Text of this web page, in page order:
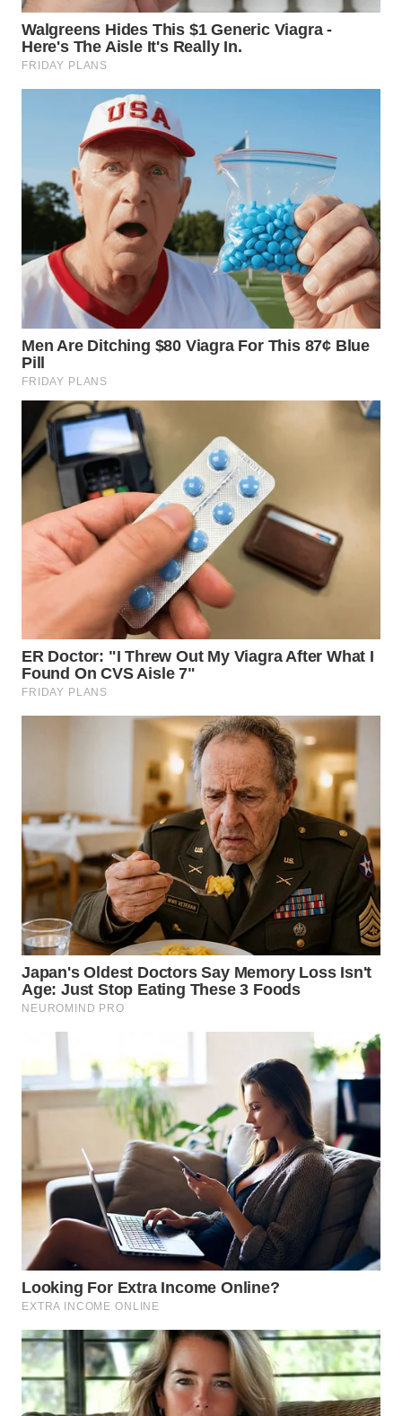
GORONTALO
WN
SULUT
MALUKU
WN
MALUT
WN
DAIRI
WN
DANAU
TOBA
WN
NIAS
WN
LANGKAT
WN
TAPANULI
WN
TANJUNG
LESUNG
SIMALUNGUN
WN
LABUHANBATU
WN
TAPANULI
TENGAH
WN DELI
WN
TEBING
TINGGI
PAKPAK
WN
KARAWANG
WN
BEKASI
WN
BOGOR